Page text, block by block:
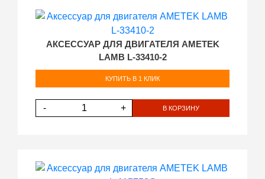
АКСЕССУАР ДЛЯ ДВИГАТЕЛЯ AMETEK
LAMB L-33410-2
КУПИТЬ В 1 КЛИК
- + В КОРЗИНУ